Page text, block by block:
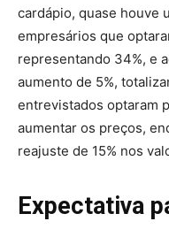
cardápio, quase houve
empresários que
representando 34%, e
aumento de 5%,
entrevistados optaram
aumentar os preços,
reajuste de 15% nos
Expectativa